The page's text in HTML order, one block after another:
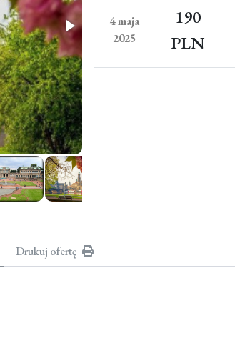
4 maja
2025
190
PLN
Drukuj ofertę